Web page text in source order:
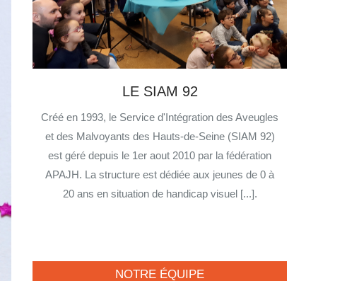
LE SIAM 92
Créé en 1993, le Service d'Intégration des Aveugles
et des Malvoyants des Hauts-de-Seine (SIAM 92)
est géré depuis le 1er aout 2010 par la fédération
APAJH. La structure est dédiée aux jeunes de 0 à
20 ans en situation de handicap visuel [...].
NOTRE ÉQUIPE